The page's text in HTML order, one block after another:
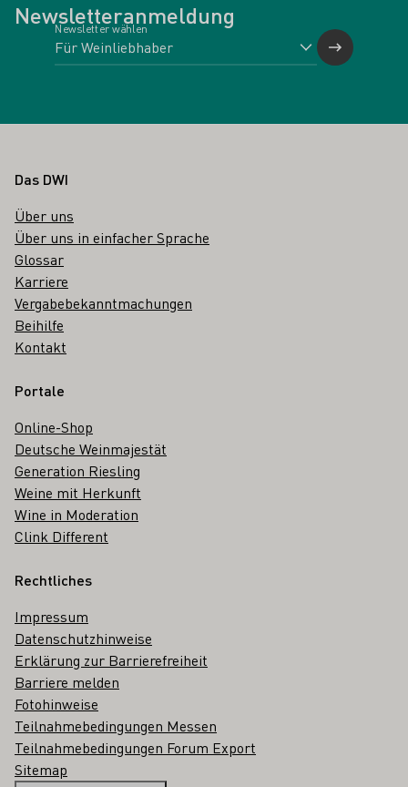
Newsletteranmeldung
Newsletter wählen
Fußbereich
Das DWI
Über uns
Über uns in einfacher Sprache
Glossar
Karriere
Vergabebekanntmachungen
Beihilfe
Kontakt
Portale
Online-Shop
Deutsche Weinmajestät
Generation Riesling
Weine mit Herkunft
Wine in Moderation
Clink Different
Rechtliches
Impressum
Datenschutzhinweise
Erklärung zur Barrierefreiheit
Barriere melden
Fotohinweise
Teilnahmebedingungen Messen
Teilnahmebedingungen Forum Export
Sitemap